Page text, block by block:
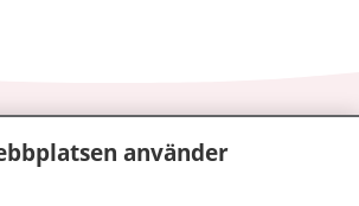
om din hälsa och vård
råd om hälsa och information om
använder